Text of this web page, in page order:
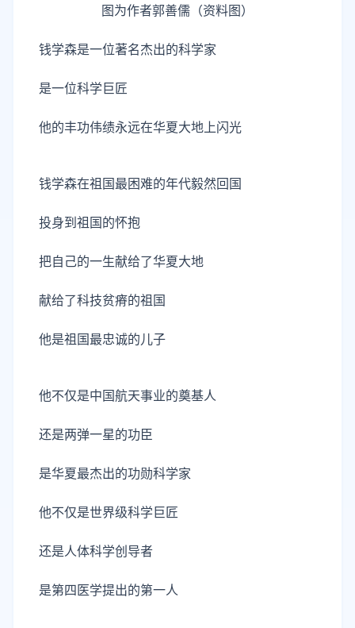
图为作者郭善儒（资料图）
钱学森是一位著名杰出的科学家
是一位科学巨匠
他的丰功伟绩永远在华夏大地上闪光
钱学森在祖国最困难的年代毅然回国
投身到祖国的怀抱
把自己的一生献给了华夏大地
献给了科技贫瘠的祖国
他是祖国最忠诚的儿子
他不仅是中国航天事业的奠基人
还是两弹一星的功臣
是华夏最杰出的功勋科学家
他不仅是世界级科学巨匠
还是人体科学创导者
是第四医学提出的第一人